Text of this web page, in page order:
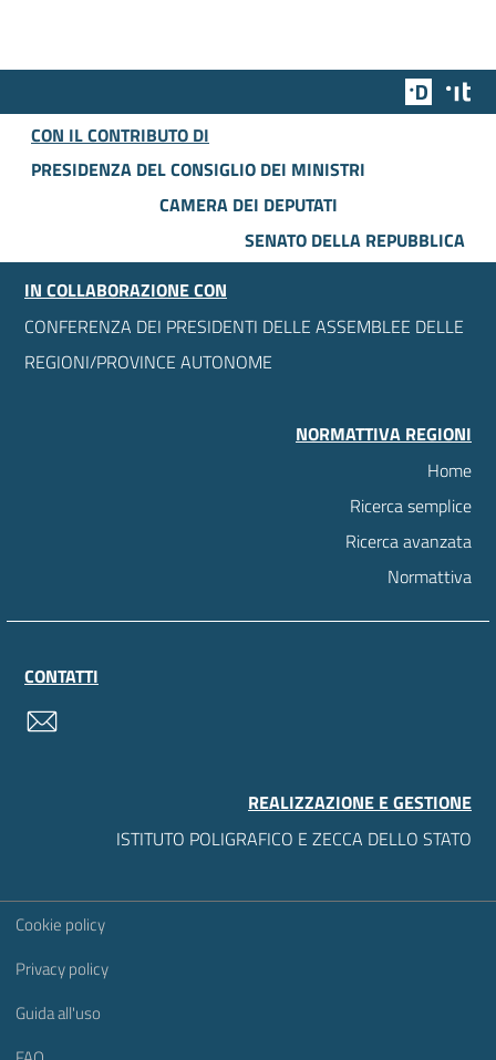
Team
CON IL CONTRIBUTO DI
PRESIDENZA DEL CONSIGLIO DEI MINISTRI
CAMERA DEI DEPUTATI
SENATO DELLA REPUBBLICA
IN COLLABORAZIONE CON
CONFERENZA DEI PRESIDENTI DELLE ASSEMBLEE DELLE
REGIONI/PROVINCE AUTONOME
NORMATTIVA REGIONI
Home
Ricerca semplice
Ricerca avanzata
Normattiva
CONTATTI
REALIZZAZIONE E GESTIONE
ISTITUTO POLIGRAFICO E ZECCA DELLO STATO
Sezione Link Utili
Cookie policy
Privacy policy
Guida all'uso